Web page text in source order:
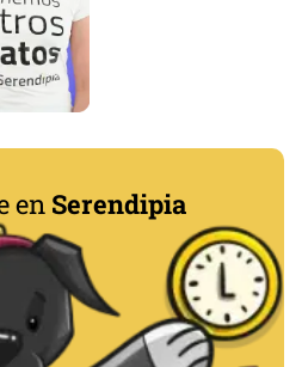
en Serendipia